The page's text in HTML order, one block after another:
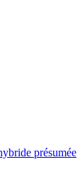
présumée